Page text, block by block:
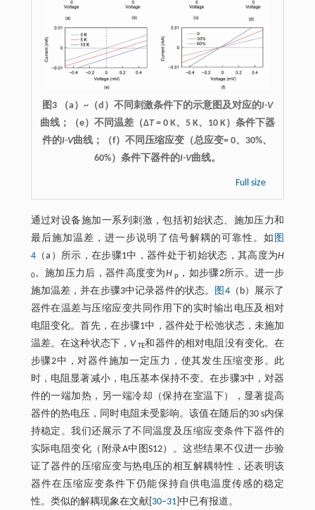
图3 （a）~（d）不同刺激条件下的示意图及对应的I-V
曲线；（e）不同温差（ΔT= 0 K、5 K、10 K）条件下器
件的I-V曲线；（f）不同压缩应变（总应变= 0、30%、
60%）条件下器件的I-V曲线。
Full size
通过对设备施加一系列刺激，包括初始状态、施加压力和
最后施加温差，进一步说明了信号解耦的可靠性。如 图
4（a）所示，在步骤1中，器件处于初始状态，其高度为H
0。施加压力后，器件高度变为H p ，如步骤2所示。进一步
施加温差，并在步骤3中记录器件的状态。
图4（b）展示了
器件在温差与压缩应变共同作用下的实时输出电压及相对
电阻变化。首先，在步骤1中，器件处于松弛状态，未施加
温差。在这种状态下， V TE和器件的相对电阻没有变化。在
步骤2中，对器件施加一定压力，使其发生压缩变形。此
时，电阻显著减小，电压基本保持不变。在步骤3中，对器
件的一端加热，另一端冷却（保持在室温下），显著提高
器件的热电压，同时电阻未受影响。该值在随后的30 s内保
持稳定。我们还展示了不同温度及压缩应变条件下器件的
实际电阻变化（附录A中图S12）。这些结果不仅进一步验
证了器件的压缩应变与热电压的相互解耦特性，还表明该
器件在压缩应变条件下仍能保持自供电温度传感的稳定
性。类似的解耦现象在文献[ 30‒31]中已有报道。